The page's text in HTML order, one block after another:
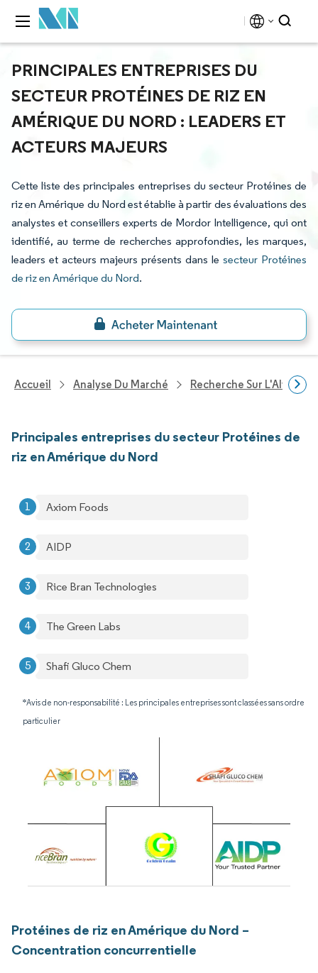
PRINCIPALES ENTREPRISES DU
SECTEUR PROTÉINES DE RIZ EN
AMÉRIQUE DU NORD : LEADERS ET
ACTEURS MAJEURS
Cette liste des principales entreprises du secteur Protéines de
riz en Amérique du Nord est établie à partir des évaluations des
analystes et conseillers experts de Mordor Intelligence, qui ont
identifié, au terme de recherches approfondies, les marques,
leaders et acteurs majeurs présents dans le secteur Protéines
de riz en Amérique du Nord.
Accueil Analyse Du Marché Recherche Sur
Principales entreprises du secteur Protéines de
riz en Amérique du Nord
Axiom Foods
AIDP
Rice Bran Technologies
The Green Labs
Shafi Gluco Chem
*Avis de non-responsabilité : Les principales entreprises sont classées sans ordre
particulier
Protéines de riz en Amérique du Nord –
Concentration concurrentielle